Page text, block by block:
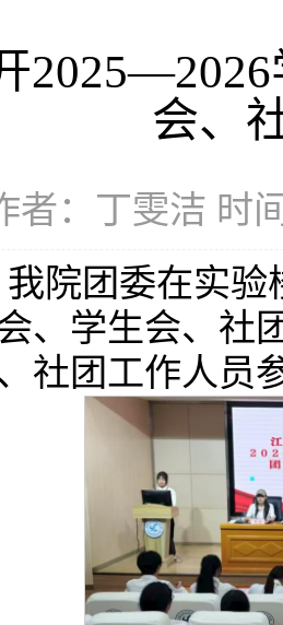
会、
者：丁雯洁 时
院团委在实验
、学生会、社
社团工作人员